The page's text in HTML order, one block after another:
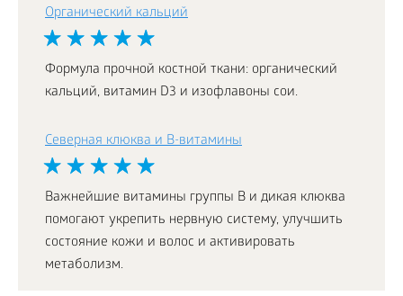
Органический кальций
Формула прочной костной ткани: органический
кальций, витамин D3 и изофлавоны сои.
Северная клюква и В-витамины
Важнейшие витамины группы В и дикая клюква
помогают укрепить нервную систему, улучшить
состояние кожи и волос и активировать
метаболизм.